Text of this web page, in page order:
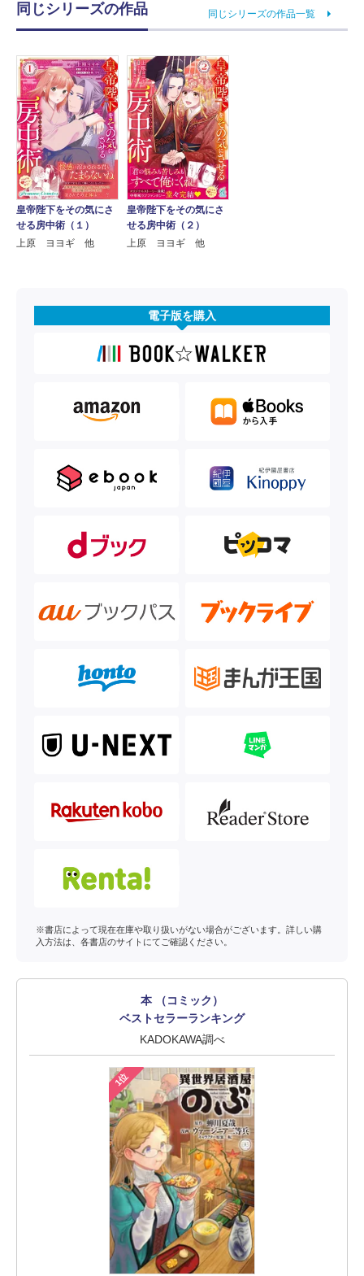
同じシリーズの作品 同じシリーズの作品一覧
皇帝陛下をその気にさ
せる房中術（１）
上原 ヨヨギ 他
皇帝陛下をその気にさ
せる房中術（２）
上原 ヨヨギ 他
電子版を購入
※書店によって現在在庫や取り扱いがない場合がございます。詳しい購
入方法は、各書店のサイトにてご確認ください。
本 （コミック）
ベストセラーランキング
KADOKAWA調べ
1位